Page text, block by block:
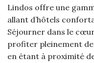
Lindos offre une
allant d’hôtels
Séjourner dans le
profiter pleinement de
en étant à proximité